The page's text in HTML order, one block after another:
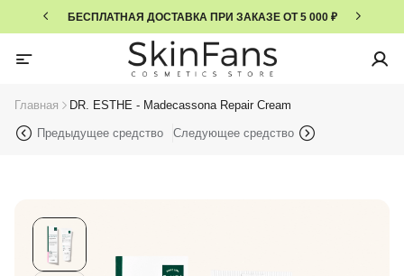
БЕСПЛАТНАЯ ДОСТАВКА ПРИ ЗАКАЗЕ ОТ 5 000 ₽
Главная DR. ESTHE - Madecassona Repair Cream
Предыдущее средство Следующее средство